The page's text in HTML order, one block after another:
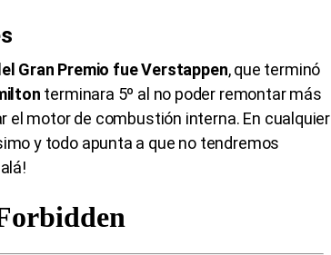
Gran Premio fue Verstappen, que terminó
terminara 5º al no poder remontar más
el motor de combustión interna. En cualquier
y todo apunta a que no tendremos